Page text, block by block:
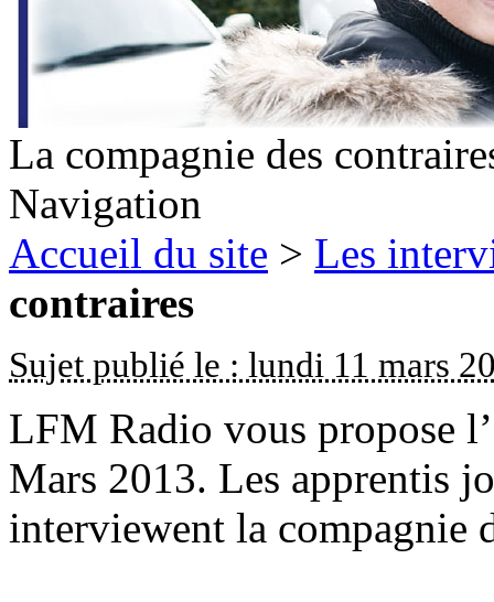
La compagnie des
Navigation
Accueil du site > Les
contraires
Sujet publié le : lundi 11 mars
LFM Radio vous propose
Mars 2013. Les apprentis
interviewent la compagnie